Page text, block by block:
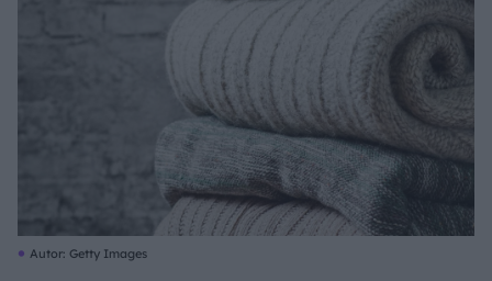
Autor: Getty Images